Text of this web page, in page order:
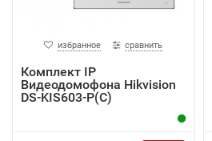
избранное сравнить
Комплект IP
Видеодомофона Hikvision
DS-KIS603-P(C)